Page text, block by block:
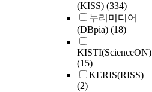
(KISS) (334)
누리미디어
(DBpia) (18)
KISTI(ScienceON)
(15)
KERIS(RISS)
(2)